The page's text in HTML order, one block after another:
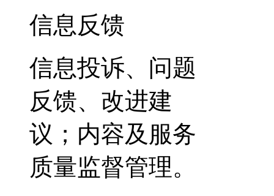
信息反馈
信息投诉、问题
反馈、改进建
议；内容及服务
质量监督管理。